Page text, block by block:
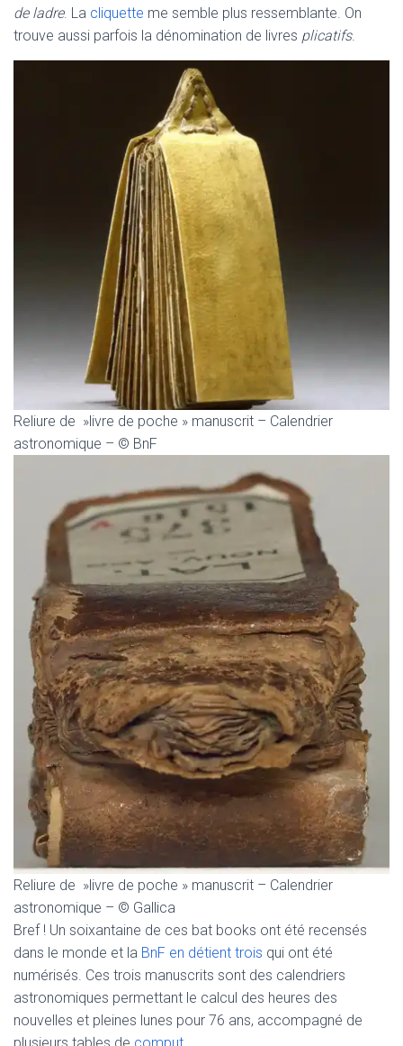
de ladre. La cliquette me semble plus ressemblante. On
trouve aussi parfois la dénomination de livres plicatifs.
Reliure de »livre de poche » manuscrit – Calendrier
astronomique – © BnF
Reliure de »livre de poche » manuscrit – Calendrier
astronomique – © Gallica
Bref ! Un soixantaine de ces bat books ont été recensés
dans le monde et la BnF en détient trois qui ont été
numérisés. Ces trois manuscrits sont des calendriers
astronomiques permettant le calcul des heures des
nouvelles et pleines lunes pour 76 ans, accompagné de